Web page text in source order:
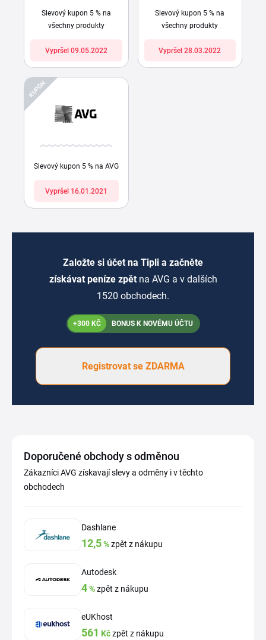
Slevový kupon 5 % na
všechny produkty
Vypršel 09.05.2022
Slevový kupon 5 % na
všechny produkty
Vypršel 28.03.2022
KUPÓN
Slevový kupon 5 % na AVG
Vypršel 16.01.2021
Založte si účet na Tipli a začněte
získávat peníze zpět na AVG a v dalších
1520 obchodech.
+300 KČ BONUS K NOVÉMU ÚČTU
Registrovat se ZDARMA
Doporučené obchody s odměnou
Zákazníci AVG získavají slevy a odměny i v těchto
obchodech
Dashlane
12,5%zpět z nákupu
Autodesk
4%zpět z nákupu
eUKhost
561 Kčzpět z nákupu